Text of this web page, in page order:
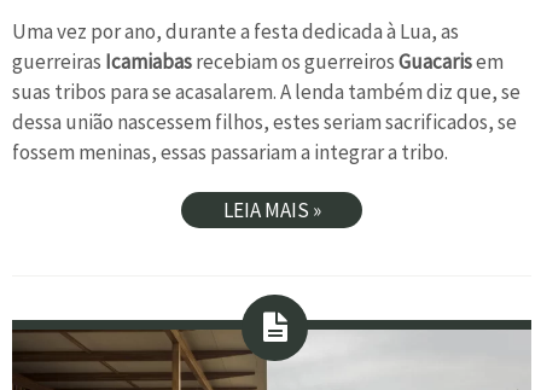
Uma vez por ano, durante a festa dedicada à Lua, as
guerreiras Icamiabasrecebiam os guerreirosGuacarisem
suas tribos para se acasalarem. A lenda também diz que, se
dessa união nascessem filhos, estes seriam sacrificados, se
fossem meninas, essas passariam a integrar a tribo.
LEIA MAIS »